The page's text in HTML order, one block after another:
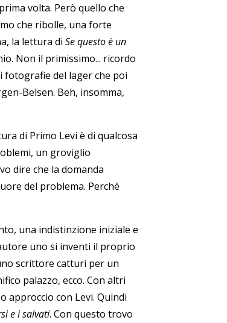
volta. Però quello che
che ribolle, una forte
la lettura di Se questo è un
Non il primissimo... ricordo
fotografie del lager che poi
Belsen. Beh, insomma,
di Primo Levi è di qualcosa
un groviglio
dire che la domanda
del problema. Perché
una indistinzione iniziale e
uno si inventi il proprio
scrittore catturi per un
palazzo, ecco. Con altri
approccio con Levi. Quindi
e i salvati. Con questo trovo